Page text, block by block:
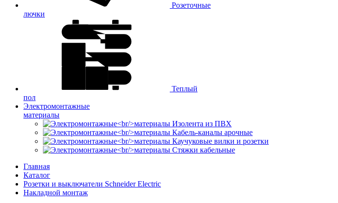
Розеточные
лючки
Теплый
пол
Электромонтажные
материалы
Изолента из ПВХ
Кабель-каналы арочные
Каучуковые вилки и розетки
Стяжки кабельные
Главная
Каталог
Розетки и выключатели Schneider Electric
Накладной монтаж